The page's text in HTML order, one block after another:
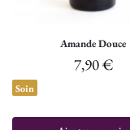
Amande Douce
7,90€
Soin